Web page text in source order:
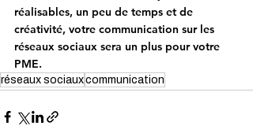
réalisables, un peu de temps et de
créativité, votre communication sur les
réseaux sociaux sera un plus pour votre
PME.
réseaux sociauxcommunication